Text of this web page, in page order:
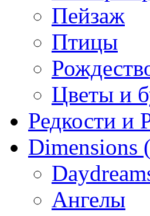
Пейзаж
Птицы
Цветы и
Редкости и
Ангелы